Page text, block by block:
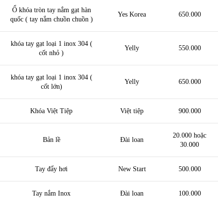
Ổ khóa tròn tay nắm gạt hàn
quốc ( tay nắm chuồn chuồn )
Yes Korea 650.000
khóa tay gạt loại 1 inox 304 (
cốt nhỏ )
Yelly 550.000
khóa tay gạt loại 1 inox 304 (
cốt lớn)
Yelly 650.000
Khóa Việt Tiệp Việt tiệp 900.000
Bản lề Đài loan
20.000 hoặc
30.000
Tay đẩy hơi New Start 500.000
Tay nắm Inox Đài loan 100.000